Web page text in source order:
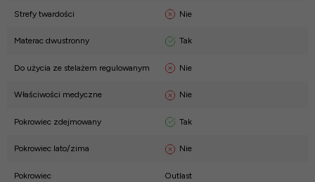
Strefy twardości Nie
Materac dwustronny Tak
Do użycia ze stelażem regulowanym Nie
Właściwości medyczne Nie
Pokrowiec zdejmowany Tak
Pokrowiec lato/zima Nie
Pokrowiec Outlast